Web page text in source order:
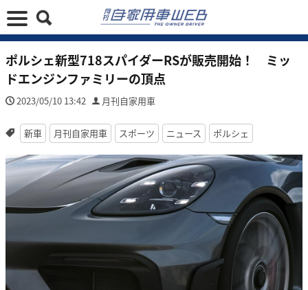
ポルシェ新型718スパイダーRSが販売開始！ ミッ
ドエンジンファミリーの頂点
2023/05/10 13:42 月刊自家用車
新車 月刊自家用車 スポーツ ニュース ポルシェ